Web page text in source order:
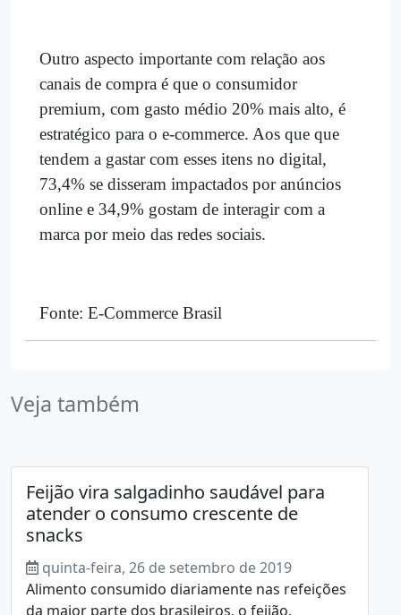
Outro aspecto importante com relação aos
canais de compra é que o consumidor
premium, com gasto médio 20% mais alto, é
estratégico para o e-commerce. Aos que que
tendem a gastar com esses itens no digital,
73,4% se disseram impactados por anúncios
online e 34,9% gostam de interagir com a
marca por meio das redes sociais.
Fonte: E-Commerce Brasil
Veja também
Feijão vira salgadinho saudável para
atender o consumo crescente de
snacks
quinta-feira, 26 de setembro de 2019
Alimento consumido diariamente nas refeições
da maior parte dos brasileiros, o feijão,